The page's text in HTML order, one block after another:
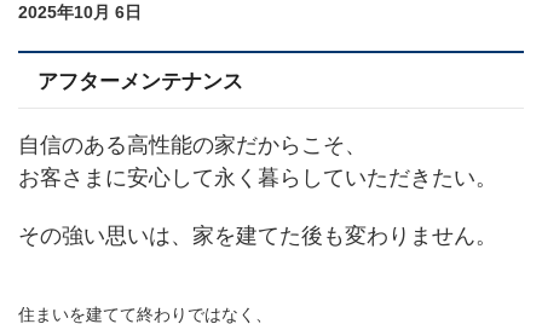
2025年10月 6日
アフターメンテナンス
自信のある高性能の家だからこそ、
お客さまに安心して永く暮らしていただきたい。
その強い思いは、家を建てた後も変わりません。
住まいを建てて終わりではなく、